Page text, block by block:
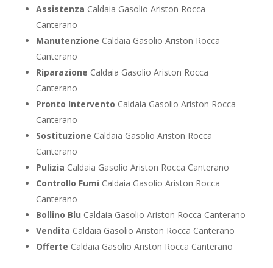
Assistenza Caldaia Gasolio Ariston Rocca
Canterano
Manutenzione Caldaia Gasolio Ariston Rocca
Canterano
Riparazione Caldaia Gasolio Ariston Rocca
Canterano
Pronto Intervento Caldaia Gasolio Ariston Rocca
Canterano
Sostituzione Caldaia Gasolio Ariston Rocca
Canterano
Pulizia Caldaia Gasolio Ariston Rocca Canterano
Controllo Fumi Caldaia Gasolio Ariston Rocca
Canterano
Bollino Blu Caldaia Gasolio Ariston Rocca Canterano
Vendita Caldaia Gasolio Ariston Rocca Canterano
Offerte Caldaia Gasolio Ariston Rocca Canterano